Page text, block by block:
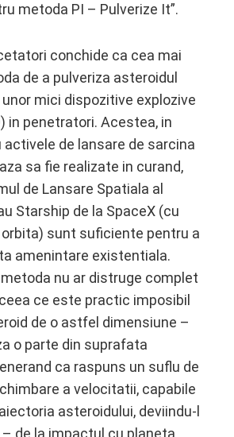
metoda PI – Pulverize It”.
conchide ca cea mai
de a pulveriza asteroidul
mici dispozitive explozive
in penetratori. Acestea, in
de lansare de sarcina
sa fie realizate in curand,
de Lansare Spatiala al
Starship de la SpaceX (cu
sunt suficiente pentru a
amenintare existentiala.
nu ar distruge complet
ce este practic imposibil
de o astfel dimensiune –
o parte din suprafata
ca raspuns un suflu de
a velocitatii, capabile
asteroidului, deviindu-l